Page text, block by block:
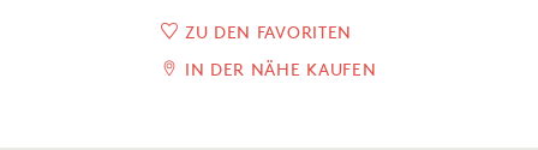
ZU DEN FAVORITEN
IN DER NÄHE KAUFEN